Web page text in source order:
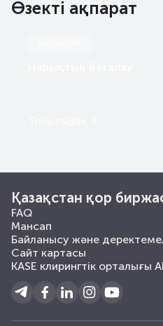
Өзекті ақпарат
Қазақстан қор
FAQ
Мансап
Байланысу және
Сайт картасы
KASE клирингтік орталығы